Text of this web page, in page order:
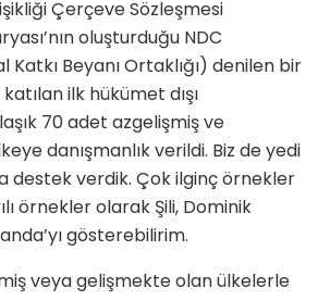
Çerçeve Sözleşmesi
oluşturduğu NDC
Katkı Beyanı Ortaklığı) denilen bir
ilk hükümet dışı
70 adet azgelişmiş ve
danışmanlık verildi. Biz de yedi
destek verdik. Çok ilginç örnekler
örnekler olarak Şili, Dominik
gösterebilirim.
veya gelişmekte olan ülkelerle